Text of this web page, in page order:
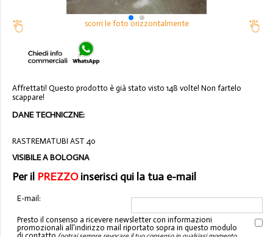
scorri le foto orizzontalmente
Affrettati! Questo prodotto è già stato visto 148 volte! Non fartelo
scappare!
DANE TECHNICZNE:
RASTREMATUBI AST 40
VISIBILE A BOLOGNA
Per il PREZZOinserisci qui la tua e-mail
E-mail:
Presto il consenso a ricevere newsletter con informazioni
promozionali all'indirizzo mail riportato sopra in questo modulo